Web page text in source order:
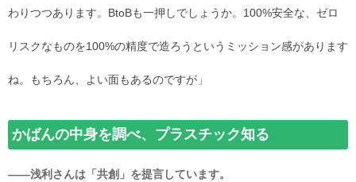
わりつつあります。BtoBも一押しでしょうか。100%安全な、ゼロ
リスクなものを100%の精度で造ろうというミッション感があります
ね。もちろん、よい面もあるのですが」
かばんの中身を調べ、プラスチック知る
――浅利さんは「共創」を提言しています。